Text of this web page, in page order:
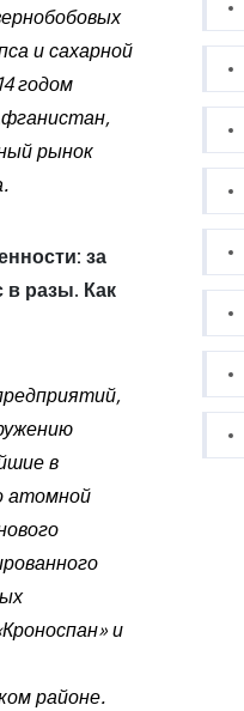
и сахарной
годом
рынок
за
в разы. Как
в
атомной
и
районе.